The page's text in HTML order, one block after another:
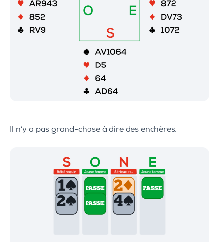
Il n’y a pas grand-chose à dire des enchères: